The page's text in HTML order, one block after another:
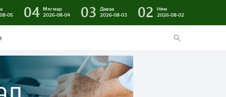
05
04 Мягмар
2026-08-04
03
Даваа
2026-08-03
02
Ням
2026-08-02